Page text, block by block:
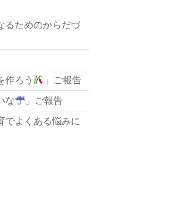
るためのからだづ
作ろう 」ご報告
な 」ご報告
でよくある悩みに